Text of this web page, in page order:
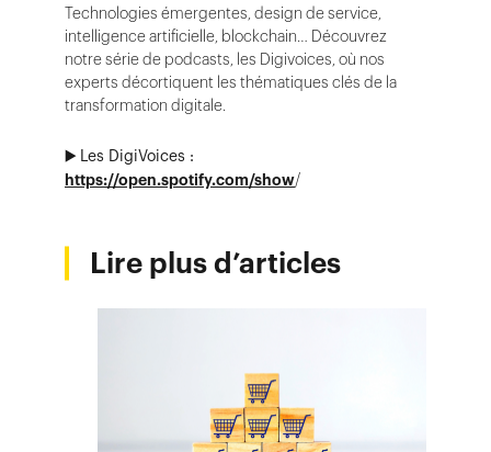
Technologies émergentes, design de service,
intelligence artificielle, blockchain… Découvrez
notre série de podcasts, les Digivoices, où nos
experts décortiquent les thématiques clés de la
transformation digitale.
▶️ Les DigiVoices :
https://open.spotify.com/show/
Lire plus d’articles